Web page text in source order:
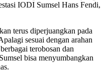
IODI Sumsel Hans Fendi,
terus diperjuangkan pada
sesuai dengan arahan
terobosan dan
bisa menyumbangkan